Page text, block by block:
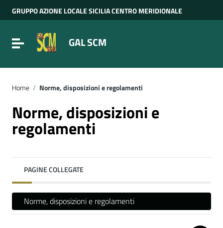
Vai al menu di navigazione
Vai al footer
GRUPPO AZIONE LOCALE SICILIA CENTRO MERIDIONALE
Attiva / disattiva la navigazione
GAL SCM
Home / Norme, disposizioni e regolamenti
Norme, disposizioni e
regolamenti
PAGINE COLLEGATE
Norme, disposizioni e regolamenti